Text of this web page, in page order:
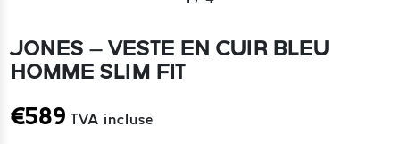
JONES – VESTE EN CUIR BLEU
HOMME SLIM FIT
€589 TVA incluse